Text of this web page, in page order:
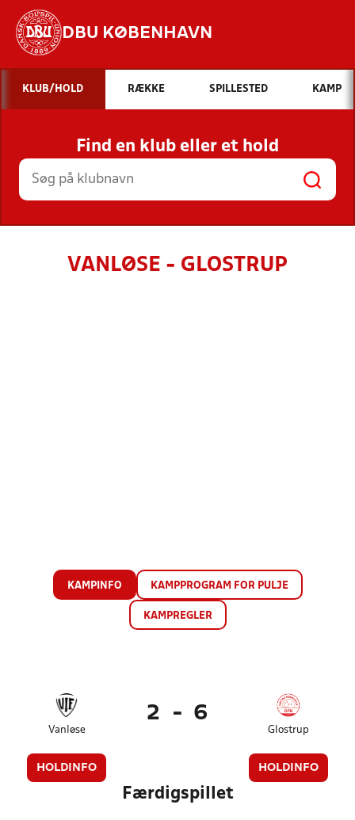
DBU KØBENHAVN
Hvad vil du søge efter?
INDHOLD OG NYHEDER
STILLINGER, RESULTATER, KLUBBER OG
HOLD
KLUB/HOLD RÆKKE SPILLESTED KAMP
Find en klub eller et hold
VANLØSE - GLOSTRUP
KAMPINFO KAMPPROGRAM FOR PULJE
KAMPREGLER
Vanløse
HOLDINFO
2 - 6
Glostrup
HOLDINFO
Færdigspillet